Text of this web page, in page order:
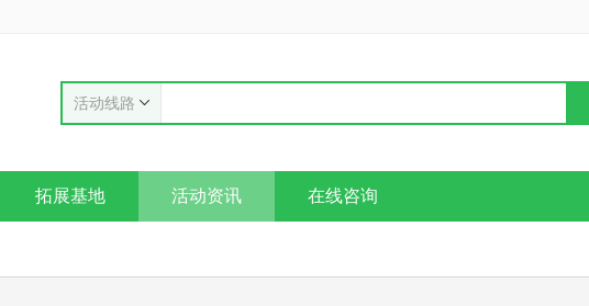
活动线路
拓展基地 活动资讯 在线咨询